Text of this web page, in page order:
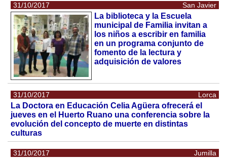
31/10/2017 San Javier
La biblioteca y la Escuela
municipal de Familia invitan a
los niños a escribir en familia
en un programa conjunto de
fomento de la lectura y
adquisición de valores
31/10/2017 Lorca
La Doctora en Educación Celia Agüera ofrecerá el
jueves en el Huerto Ruano una conferencia sobre la
evolución del concepto de muerte en distintas
culturas
31/10/2017 Jumilla